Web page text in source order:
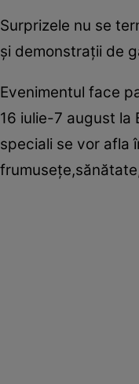
Surprizele nu se
şi demonstraţii de
Evenimentul face
16 iulie-7 august
speciali se vor afla